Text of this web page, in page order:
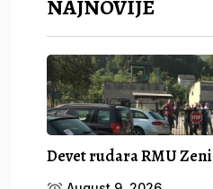
NAJNOVIJE
Devet rudara RMU